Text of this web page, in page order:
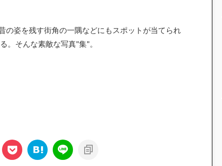
姿を残す街角の一隅などにもスポットが当てられ
。そんな素敵な写真"集"。